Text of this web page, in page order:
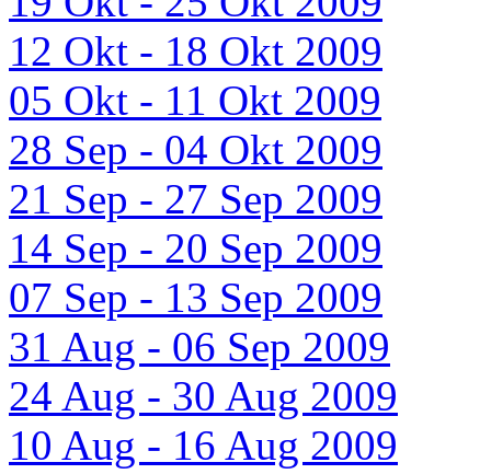
12 Okt - 18 Okt 2009
05 Okt - 11 Okt 2009
28 Sep - 04 Okt 2009
21 Sep - 27 Sep 2009
14 Sep - 20 Sep 2009
07 Sep - 13 Sep 2009
31 Aug - 06 Sep 2009
24 Aug - 30 Aug 2009
10 Aug - 16 Aug 2009